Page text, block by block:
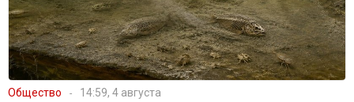
Общество 14:59, 4 августа